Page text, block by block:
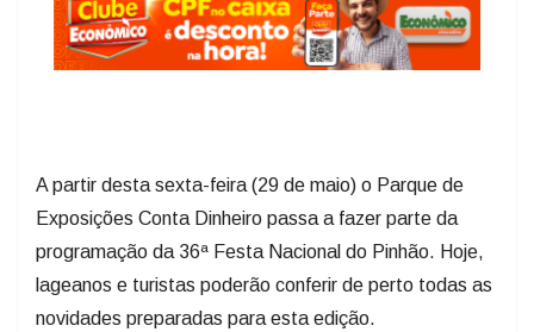
A partir desta sexta-feira (29 de maio) o Parque de
Exposições Conta Dinheiro passa a fazer parte da
programação da 36ª Festa Nacional do Pinhão. Hoje,
lageanos e turistas poderão conferir de perto todas as
novidades preparadas para esta edição.